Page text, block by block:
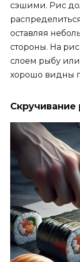
сэшими. Рис
оставляя
стороны. На
слоем рыбу
хорошо видны
Скручивание